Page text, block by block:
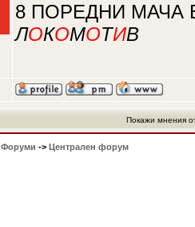
8 ПОРЕДНИ МАЧА
ЛОКОМОТИВ
Покажи мнения
Форуми -> Централен форум